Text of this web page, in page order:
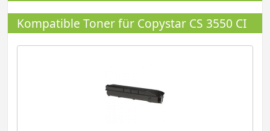
Kompatible Toner für Copystar CS 3550 CI